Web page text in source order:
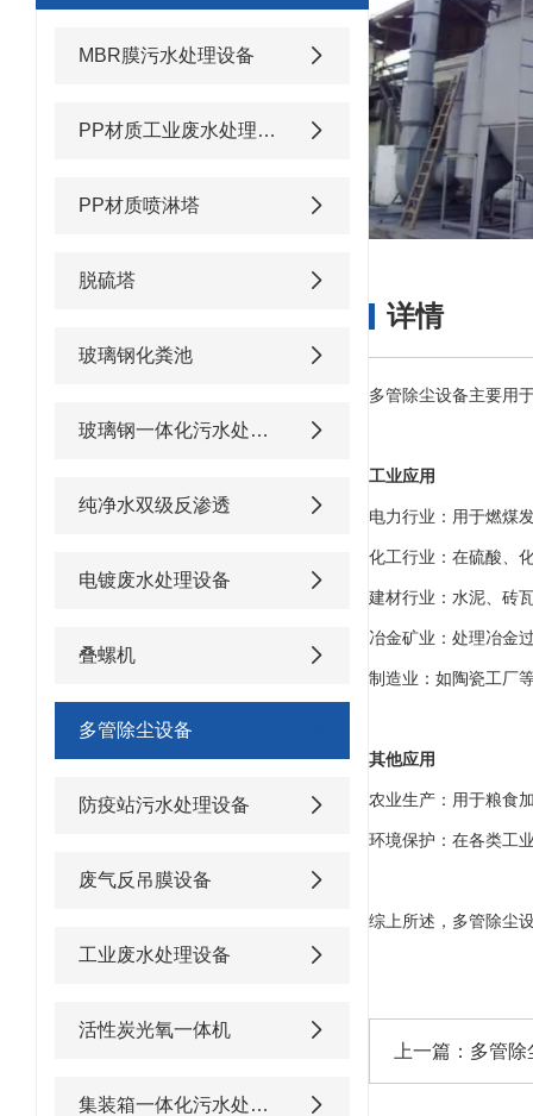
MBR膜污水处理设备
PP材质工业废水处理设备
PP材质喷淋塔
脱硫塔
玻璃钢化粪池
玻璃钢一体化污水处理设备
纯净水双级反渗透
电镀废水处理设备
叠螺机
多管除尘设备
防疫站污水处理设备
废气反吊膜设备
工业废水处理设备
活性炭光氧一体机
集装箱一体化污水处理设备
详情
多管除尘设备主要用
工业应用
电力行业：用于燃煤
化工行业：在硫酸、
建材行业：水泥、砖
冶金矿业：处理冶金
制造业：如陶瓷工厂
其他应用
农业生产：用于粮食
环境保护：在各类工
综上所述，多管除尘
上一篇： 多管除